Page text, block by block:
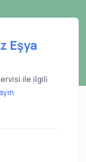
Eşya
ile ilgili